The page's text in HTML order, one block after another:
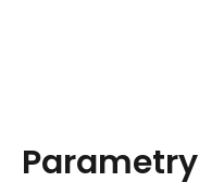
Parametry